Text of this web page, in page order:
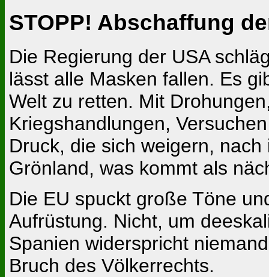
STOPP! Abschaffung
Die Regierung der USA
lässt alle Masken fallen. Es
Welt zu retten. Mit
Kriegshandlungen,
Druck, die sich weigern,
Grönland, was kommt als
Die EU spuckt große Töne
Aufrüstung. Nicht, um
Spanien widerspricht
Bruch des Völkerrechts.